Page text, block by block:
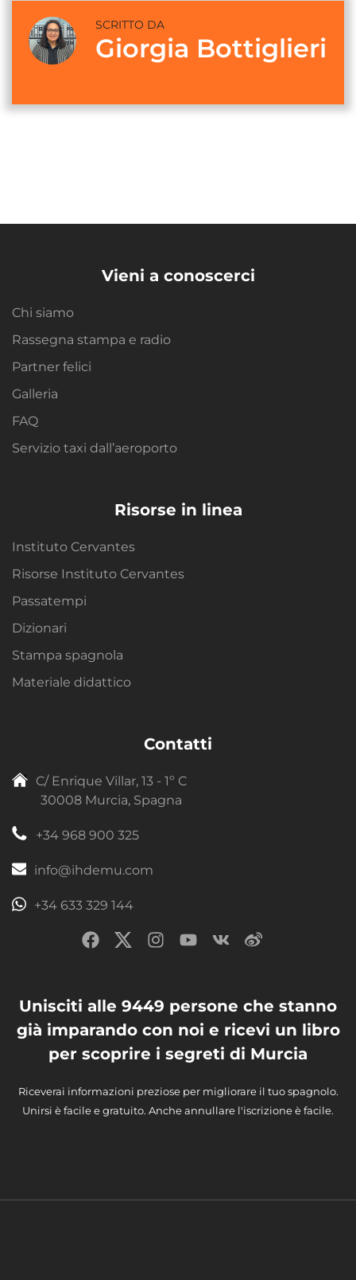
SCRITTO DA
Giorgia Bottiglieri
Vieni a conoscerci
Chi siamo
Rassegna stampa e radio
Partner felici
Galleria
FAQ
Servizio taxi dall’aeroporto
Risorse in linea
Instituto Cervantes
Risorse Instituto Cervantes
Passatempi
Dizionari
Stampa spagnola
Materiale didattico
Contatti
C/ Enrique Villar, 13 - 1º C
30008 Murcia, Spagna
+34 968 900 325
info@ihdemu.com
+34 633 329 144
Unisciti alle 9449 persone che stanno
già imparando con noi e ricevi un libro
per scoprire i segreti di Murcia
Riceverai informazioni preziose per migliorare il tuo spagnolo.
Unirsi è facile e gratuito. Anche annullare l'iscrizione è facile.